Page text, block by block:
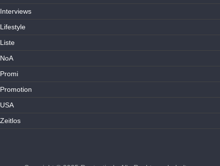
Interviews
Lifestyle
Liste
NoA
Promi
Promotion
USA
Zeitlos